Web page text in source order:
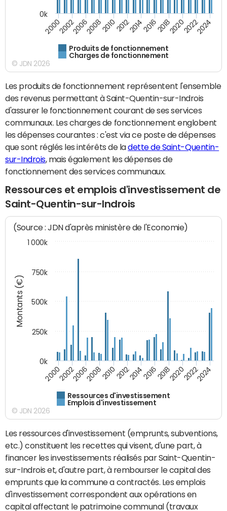
Produits de fonctionnement
Charges de fonctionnement
200020022006200820102012201420162018202020222024
0k
© JDN 2026
Les produits de fonctionnement représentent l'ensemble
des revenus permettant à Saint-Quentin-sur-Indrois
d'assurer le fonctionnement courant de ses services
communaux. Les charges de fonctionnement englobent
les dépenses courantes : c'est via ce poste de dépenses
que sont réglés les intérêts de ladette de Saint-Quentin-
sur-Indrois, mais également les dépenses de
fonctionnement des services communaux.
Ressources et emplois d'investissement de
Saint-Quentin-sur-Indrois
Montants (€)
(Source : JDN d'après ministère de l'Economie)
Ressources d'investissement
Emplois d'investissement
200020022006200820102012201420162018202020222024
0k
250k
500k
750k
1 000k
© JDN 2026
Les ressources d'investissement (emprunts, subventions,
etc.) constituent les recettes qui visent, d'une part, à
financer les investissements réalisés par Saint-Quentin-
sur-Indrois et, d'autre part, à rembourser le capital des
emprunts que la commune a contractés. Les emplois
d'investissement correspondent aux opérations en
capital affectant le patrimoine communal (travaux